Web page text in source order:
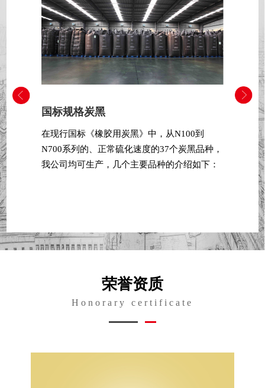
国标规格炭黑
在现行国标《橡胶用炭黑》中，从N100到
N700系列的、正常硫化速度的37个炭黑品种，
我公司均可生产，几个主要品种的介绍如下：
荣誉资质
Honorary certificate